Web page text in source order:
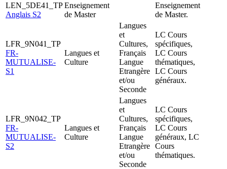
LEN_5DE41_TP
Anglais S2
Enseignement
de Master
Enseignement
de Master.
LFR_9N041_TP
FR-
MUTUALISE-
S1
Langues et
Culture
Langues
et
Cultures,
Français
Langue
Etrangère
et/ou
Seconde
LC Cours
spécifiques,
LC Cours
thématiques,
LC Cours
généraux.
LFR_9N042_TP
FR-
MUTUALISE-
S2
Langues et
Culture
Langues
et
Cultures,
Français
Langue
Etrangère
et/ou
Seconde
LC Cours
spécifiques,
LC Cours
généraux, LC
Cours
thématiques.